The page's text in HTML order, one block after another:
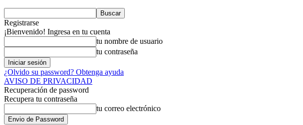
Registrarse
¡Bienvenido! Ingresa en tu cuenta
tu nombre de usuario
tu contraseña
¿Olvido su password? Obtenga ayuda
AVISO DE PRIVACIDAD
Recuperación de password
Recupera tu contraseña
tu correo electrónico